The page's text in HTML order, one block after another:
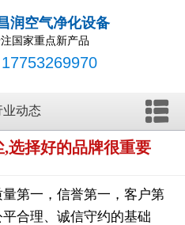
润空气净化设备
国家重点新产品
17753269970
业动态
选择好的品牌很重要
第一，信誉第一，客户第
合理、诚信守约的基础